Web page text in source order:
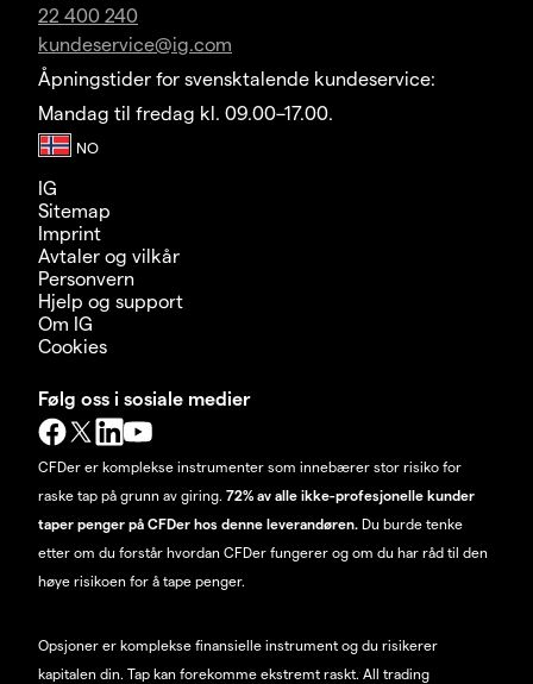
22 400 240
kundeservice@ig.com
Åpningstider for svensktalende kundeservice:
Mandag til fredag kl. 09.00–17.00.
IG
Sitemap
Imprint
Avtaler og vilkår
Personvern
Hjelp og support
Om IG
Cookies
Følg oss i sosiale medier
CFDer er komplekse instrumenter som innebærer stor risiko for
raske tap på grunn av giring. 72% av alle ikke-profesjonelle kunder
taper penger på CFDer hos denne leverandøren. Du burde tenke
etter om du forstår hvordan CFDer fungerer og om du har råd til den
høye risikoen for å tape penger.
Opsjoner er komplekse finansielle instrument og du risikerer
kapitalen din. Tap kan forekomme ekstremt raskt. All trading